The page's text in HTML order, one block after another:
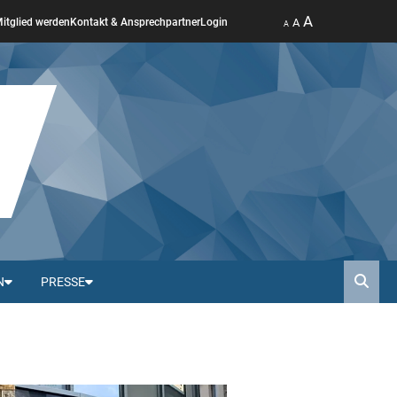
werden Kontakt & AnsprechpartnerLogin A A A
PRESSE